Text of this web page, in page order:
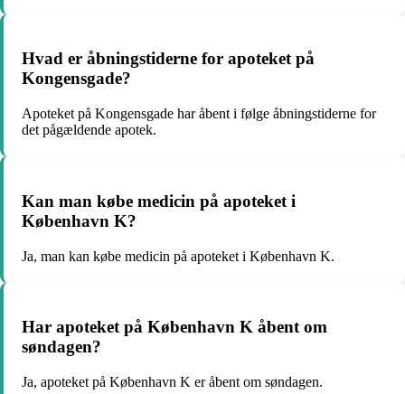
Hvad er åbningstiderne for apoteket på
Kongensgade?
Apoteket på Kongensgade har åbent i følge åbningstiderne for
det pågældende apotek.
Kan man købe medicin på apoteket i
København K?
Ja, man kan købe medicin på apoteket i København K.
Har apoteket på København K åbent om
søndagen?
Ja, apoteket på København K er åbent om søndagen.